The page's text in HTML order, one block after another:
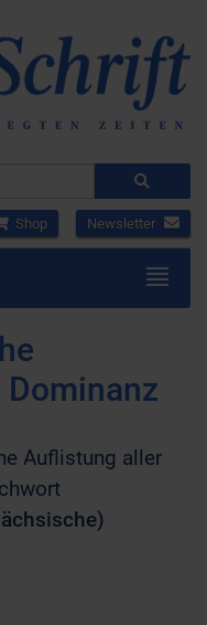
Shop Newsletter
Auflistung aller